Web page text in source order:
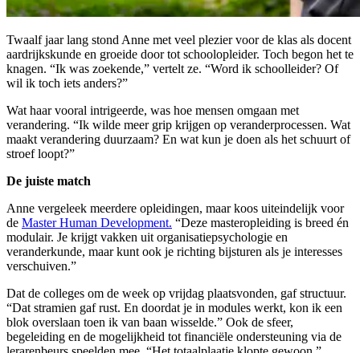
Twaalf jaar lang stond Anne met veel plezier voor de klas als docent
aardrijkskunde en groeide door tot schoolopleider. Toch begon het te
knagen. “Ik was zoekende,” vertelt ze. “Word ik schoolleider? Of
wil ik toch iets anders?”
Wat haar vooral intrigeerde, was hoe mensen omgaan met
verandering. “Ik wilde meer grip krijgen op veranderprocessen. Wat
maakt verandering duurzaam? En wat kun je doen als het schuurt of
stroef loopt?”
De juiste match
Anne vergeleek meerdere opleidingen, maar koos uiteindelijk voor
de Master Human Development. “Deze masteropleiding is breed én
modulair. Je krijgt vakken uit organisatiepsychologie en
veranderkunde, maar kunt ook je richting bijsturen als je interesses
verschuiven.”
Dat de colleges om de week op vrijdag plaatsvonden, gaf structuur.
“Dat stramien gaf rust. En doordat je in modules werkt, kon ik een
blok overslaan toen ik van baan wisselde.” Ook de sfeer,
begeleiding en de mogelijkheid tot financiële ondersteuning via de